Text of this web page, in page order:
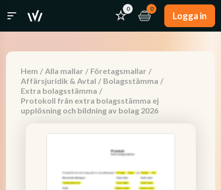
0 0
Logga in
Hem / Alla mallar / Företagsmallar /
Affärsjuridik & Avtal / Bolagsstämma /
Extra bolagsstämma /
Protokoll från extra bolagsstämma ej
upplösning och bildning av bolag 2026